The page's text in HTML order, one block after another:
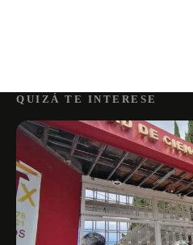
QUIZÁ TE INTERESE